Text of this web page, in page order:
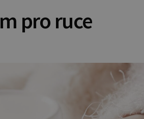
pro ruce